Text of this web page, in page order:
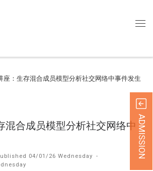
座：生存混合成员模型分析社交网络中事件发生
混合成员模型分析社交网络中
04/01/26 Wednesday -
ADMISSION